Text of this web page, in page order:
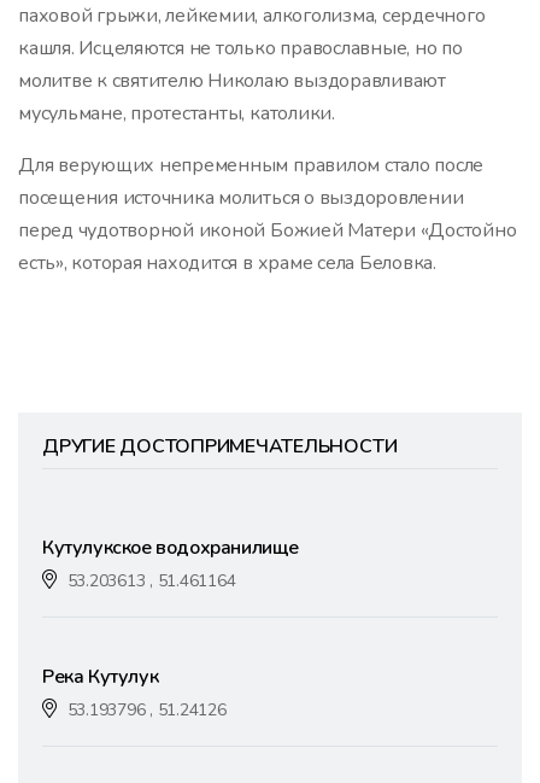
паховой грыжи, лейкемии, алкоголизма, сердечного
кашля. Исцеляются не только православные, но по
молитве к святителю Николаю выздоравливают
мусульмане, протестанты, католики.
Для верующих непременным правилом стало после
посещения источника молиться о выздоровлении
перед чудотворной иконой Божией Матери «Достойно
есть», которая находится в храме села Беловка.
ДРУГИЕ ДОСТОПРИМЕЧАТЕЛЬНОСТИ
Кутулукское водохранилище
53.203613 , 51.461164
Река Кутулук
53.193796 , 51.24126